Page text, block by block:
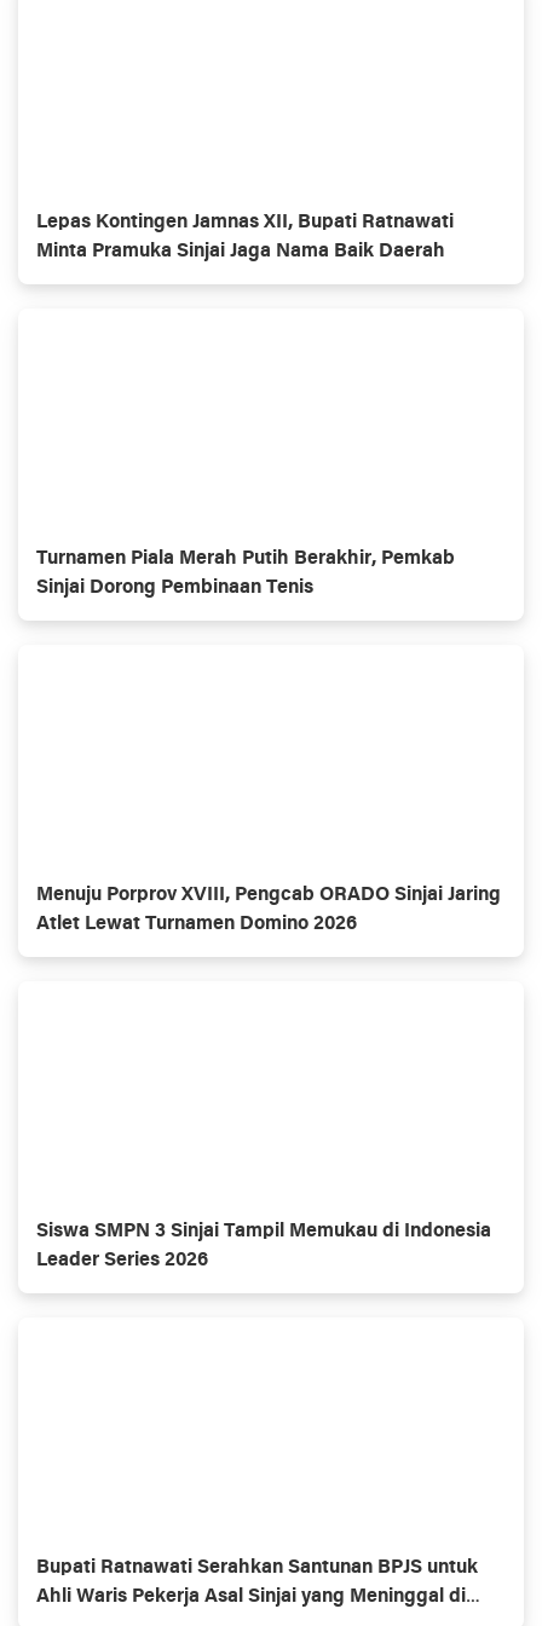
Lepas Kontingen Jamnas XII, Bupati Ratnawati
Minta Pramuka Sinjai Jaga Nama Baik Daerah
Turnamen Piala Merah Putih Berakhir, Pemkab
Sinjai Dorong Pembinaan Tenis
Menuju Porprov XVIII, Pengcab ORADO Sinjai Jaring
Atlet Lewat Turnamen Domino 2026
Siswa SMPN 3 Sinjai Tampil Memukau di Indonesia
Leader Series 2026
Bupati Ratnawati Serahkan Santunan BPJS untuk
Ahli Waris Pekerja Asal Sinjai yang Meninggal di